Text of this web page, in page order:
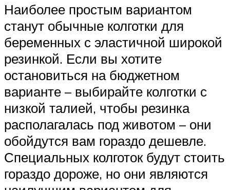
Наиболее простым вариантом
станут обычные колготки для
беременных с эластичной широкой
резинкой. Если вы хотите
остановиться на бюджетном
варианте – выбирайте колготки с
низкой талией, чтобы резинка
располагалась под животом – они
обойдутся вам гораздо дешевле.
Специальных колготок будут стоить
гораздо дороже, но они являются